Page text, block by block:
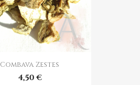
Combava Zestes
4,50 €